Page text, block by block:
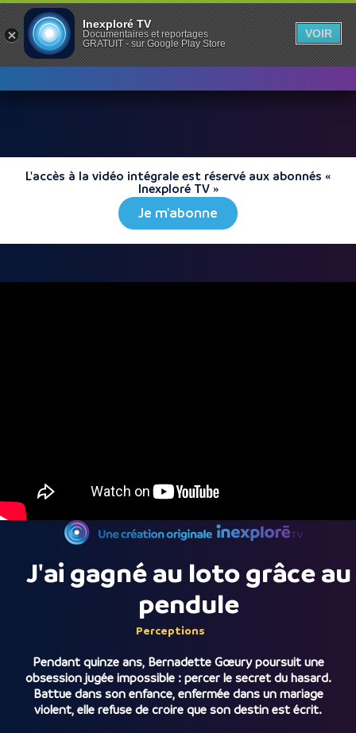
L'accès à la vidéo intégrale est réservé aux abonnés «
Inexploré TV »
Je m'abonne
J'ai gagné au loto grâce au
pendule
Perceptions
Pendant quinze ans, Bernadette Gœury poursuit une
obsession jugée impossible : percer le secret du hasard.
Battue dans son enfance, enfermée dans un mariage
violent, elle refuse de croire que son destin est écrit.
Inexploré TV
Documentaires et reportages
GRATUIT - sur Google Play Store
VOIR